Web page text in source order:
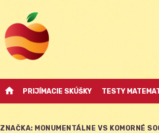
home PRIJÍMACIE SKÚŠKY TESTY
ZNAČKA: MONUMENTÁLNE VS KOMORNÉ